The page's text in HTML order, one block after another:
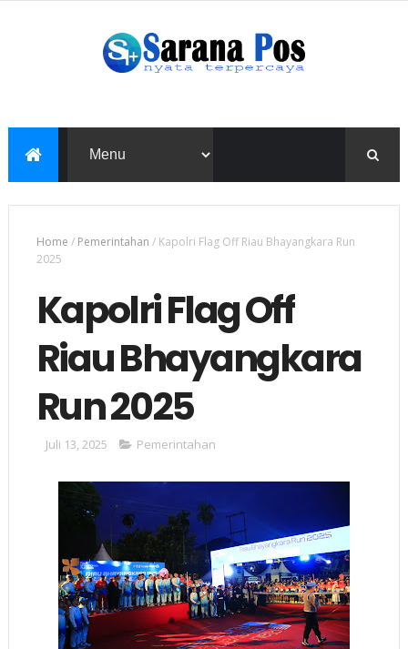
Home / Pemerintahan / Kapolri Flag Off Riau Bhayangkara Run
2025
Kapolri Flag Off
Riau Bhayangkara
Run 2025
Juli 13, 2025 Pemerintahan